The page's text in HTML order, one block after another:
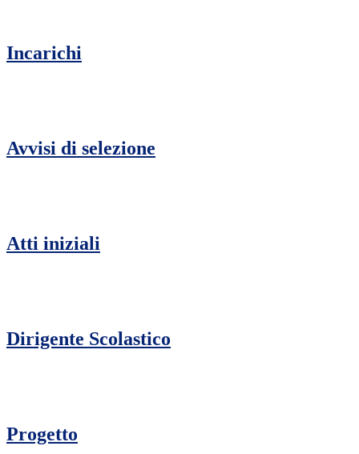
Incarichi
Avvisi di selezione
Atti iniziali
Dirigente Scolastico
Progetto